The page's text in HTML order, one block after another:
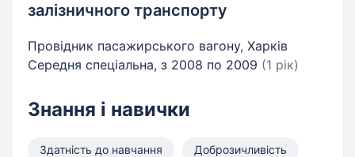
залізничного транспорту
Провідник пасажирського вагону, Харків
Середня спеціальна, з 2008 по 2009 (1 рік)
Знання і навички
Здатність до навчання Доброзичливість